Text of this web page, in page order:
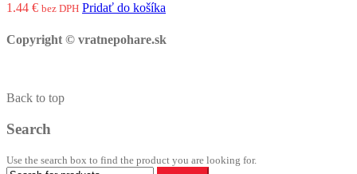
1.44 € bez DPH Pridať do košíka
Copyright © vratnepohare.sk
Back to top
Search
Use the search box to find the product you are looking for.